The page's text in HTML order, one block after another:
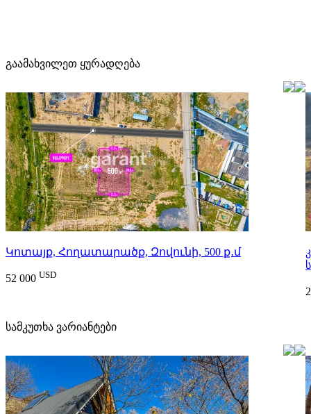
გაამახვილეთ ყურადღება
Կոտայք, Հողատարածք, Զովունի, 500 ք․մ
52 000 USD
სამკუთხა ვარიანტები